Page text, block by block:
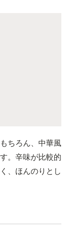
ちろん、中華風
。辛味が比較的
、ほんのりとし